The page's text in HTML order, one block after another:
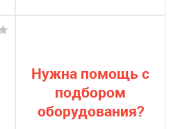
Нужна помощь с
подбором
оборудования?